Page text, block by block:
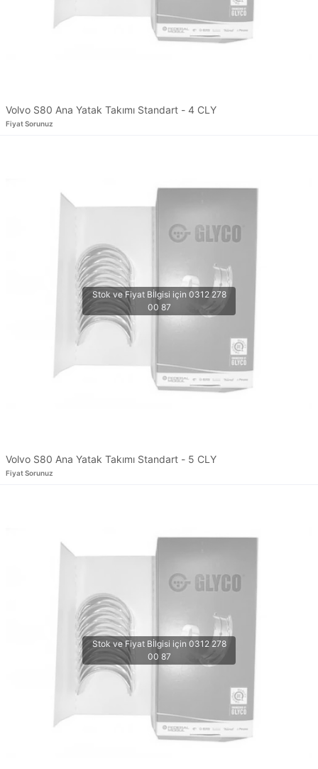
Volvo S80 Ana Yatak Takımı Standart - 4 CLY
Fiyat Sorunuz
Volvo S80 Ana Yatak Takımı Standart - 5 CLY
Fiyat Sorunuz